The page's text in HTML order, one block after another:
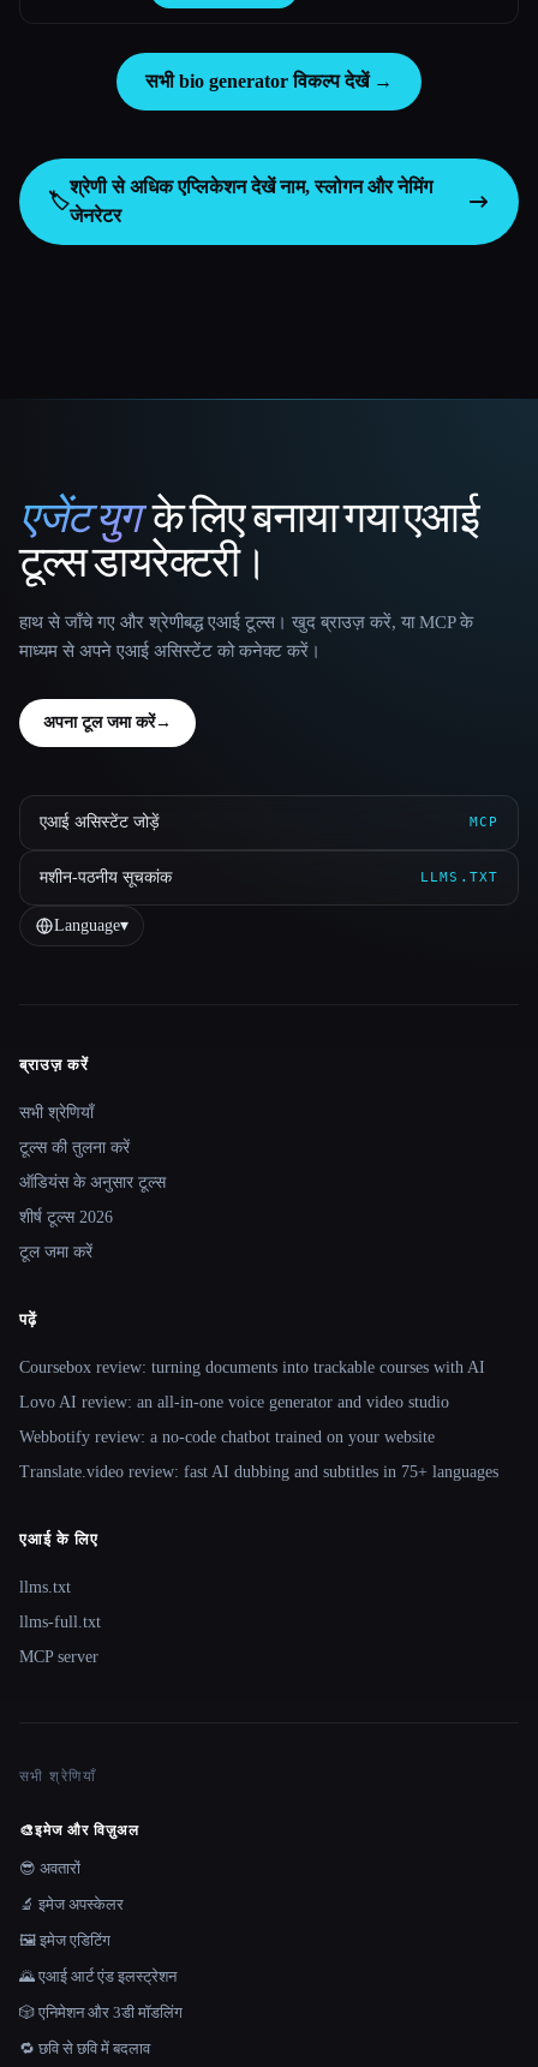
सभी bio generator विकल्प देखें →
🏷️
श्रेणी से अधिक एप्लिकेशन देखेंनाम, स्लोगन और नेमिंग
जेनरेटर
That AI Collection
एजेंट युगके लिए बनाया गया एआई
टूल्स डायरेक्टरी।
हाथ से जाँचे गए और श्रेणीबद्ध एआई टूल्स। खुद ब्राउज़ करें, या MCP के
माध्यम से अपने एआई असिस्टेंट को कनेक्ट करें।
अपना टूल जमा करें→
एआई असिस्टेंट जोड़ें MCP
मशीन-पठनीय सूचकांक LLMS.TXT
Language▾
Site navigation
ब्राउज़ करें
सभी श्रेणियाँ
टूल्स की तुलना करें
ऑडियंस के अनुसार टूल्स
शीर्ष टूल्स 2026
टूल जमा करें
पढ़ें
Coursebox review: turning documents into trackable courses with AI
Lovo AI review: an all-in-one voice generator and video studio
Webbotify review: a no-code chatbot trained on your website
Translate.video review: fast AI dubbing and subtitles in 75+ languages
एआई के लिए
llms.txt
llms-full.txt
MCP server
सभी श्रेणियाँ
🎨इमेज और विज़ुअल
😎 अवतारों
🔬 इमेज अपस्केलर
🖼️ इमेज एडिटिंग
🌄 एआई आर्ट एंड इलस्ट्रेशन
🎲 एनिमेशन और 3डी मॉडलिंग
🔁 छवि से छवि में बदलाव